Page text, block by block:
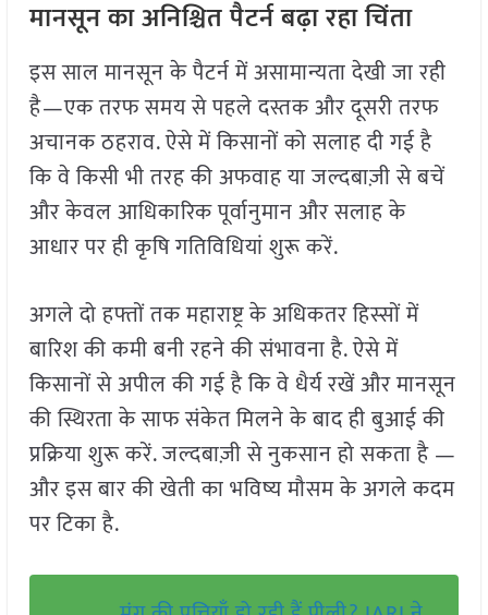
मानसून का अनिश्चित पैटर्न बढ़ा रहा चिंता
इस साल मानसून के पैटर्न में असामान्यता देखी जा रही
है—एक तरफ समय से पहले दस्तक और दूसरी तरफ
अचानक ठहराव. ऐसे में किसानों को सलाह दी गई है
कि वे किसी भी तरह की अफवाह या जल्दबाज़ी से बचें
और केवल आधिकारिक पूर्वानुमान और सलाह के
आधार पर ही कृषि गतिविधियां शुरू करें.
अगले दो हफ्तों तक महाराष्ट्र के अधिकतर हिस्सों में
बारिश की कमी बनी रहने की संभावना है. ऐसे में
किसानों से अपील की गई है कि वे धैर्य रखें और मानसून
की स्थिरता के साफ संकेत मिलने के बाद ही बुआई की
प्रक्रिया शुरू करें. जल्दबाज़ी से नुकसान हो सकता है —
और इस बार की खेती का भविष्य मौसम के अगले कदम
पर टिका है.